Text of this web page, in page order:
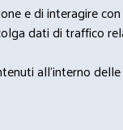
e di interagire con
dati di traffico
all'interno